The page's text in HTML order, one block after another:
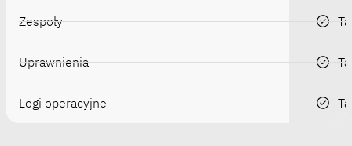
Zespoły
Uprawnienia
Logi operacyjne